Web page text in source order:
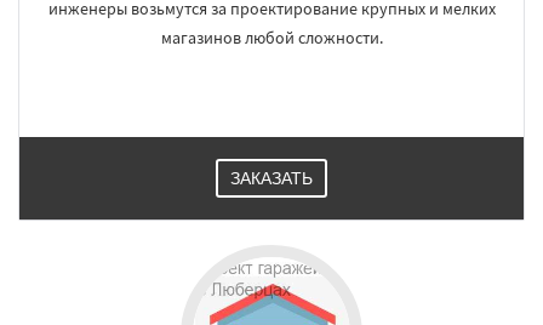
инженеры возьмутся за проектирование крупных и мелких
магазинов любой сложности.
ЗАКАЗАТЬ